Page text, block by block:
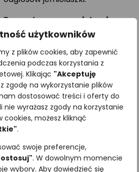
użytkowników
z plików cookies, aby zapewnić
podczas korzystania z
Klikając "Akceptuję
zgodę na wykorzystanie plików
dostosować treści i oferty do
nie wyrażasz zgody na korzystanie
cookies, możesz kliknąć
.
swoje preferencje,
. W dowolnym momencie
wybory. Aby dowiedzieć się
Prezentowana podstawka
jest tylko częścią ekspozycji.
Czas realizacji zamówienia
od 7 do 14 dni.